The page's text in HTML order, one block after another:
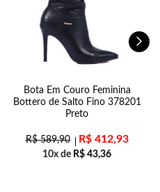
Bota Em Couro Feminina
Bottero de Salto Fino 378201
Preto
R$589,90 R$412,93
10x de R$ 43,36